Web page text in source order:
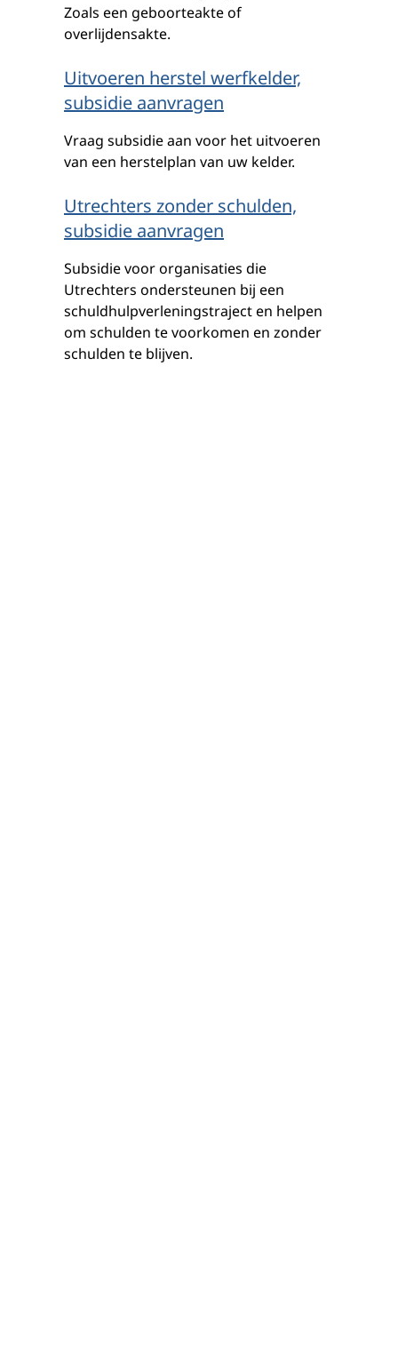
Zoals een geboorteakte of
overlijdensakte.
Uitvoeren herstel werfkelder,
subsidie aanvragen
Vraag subsidie aan voor het uitvoeren
van een herstelplan van uw kelder.
Utrechters zonder schulden,
subsidie aanvragen
Subsidie voor organisaties die
Utrechters ondersteunen bij een
schuldhulpverleningstraject en helpen
om schulden te voorkomen en zonder
schulden te blijven.